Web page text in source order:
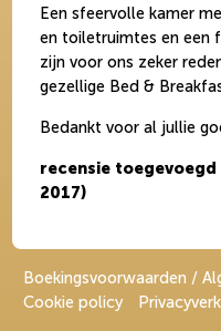
Een sfeervolle kamer
en toiletruimtes en een
zijn voor ons zeker
gezellige Bed &
Bedankt voor al jullie
recensie
2017)
Boekingsvoorwaarden /
Cookie policy